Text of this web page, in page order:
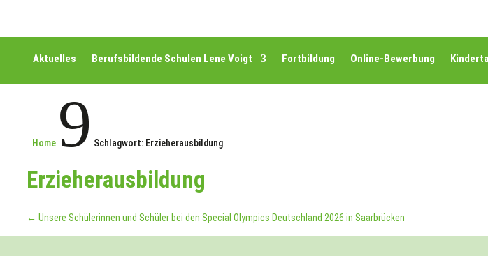
Aktuelles Berufsbildende Schulen Lene Voigt Fortbildung Online-Bewerbung
Home 9 Schlagwort: Erzieherausbildung
Erzieherausbildung
← Unsere Schülerinnen und Schüler bei den Special Olympics Deutschland 2026 in Saarbrücken